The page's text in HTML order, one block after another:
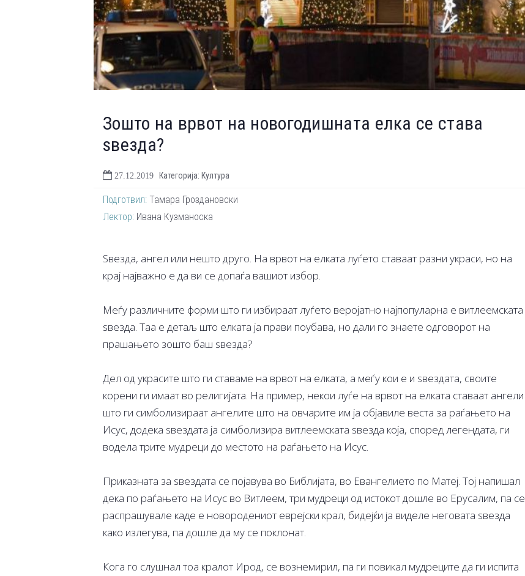
Зошто на врвот на новогодишната елка се става
ѕвезда?
27.12.2019 Категорија: Култура
Подготвил: Тамара Гроздановски
Лектор: Ивана Кузманоска
Ѕвезда, ангел или нешто друго. На врвот на елката луѓето ставаат разни украси, но на
крај најважно е да ви се допаѓа вашиот избор.
Меѓу различните форми што ги избираат луѓето веројатно најпопуларна е витлеемската
ѕвезда. Таа е детаљ што елката ја прави поубава, но дали го знаете одговорот на
прашањето зошто баш ѕвезда?
Дел од украсите што ги ставаме на врвот на елката, а меѓу кои е и ѕвездата, своите
корени ги имаат во религијата. На пример, некои луѓе на врвот на елката ставаат ангели
што ги симболизираат ангелите што на овчарите им ја објавиле веста за раѓањето на
Исус, додека ѕвездата ја симболизира витлеемската ѕвезда која, според легендата, ги
водела трите мудреци до местото на раѓањето на Исус.
Приказната за ѕвездата се појавува во Библијата, во Евангелието по Матеј. Тој напишал
дека по раѓањето на Исус во Витлеем, три мудреци од истокот дошле во Ерусалим, па се
распрашувале каде е новородениот еврејски крал, бидејќи ја виделе неговата ѕвезда
како излегува, па дошле да му се поклонат.
Кога го слушнал тоа кралот Ирод, се вознемирил, па ги повикал мудреците да ги испита